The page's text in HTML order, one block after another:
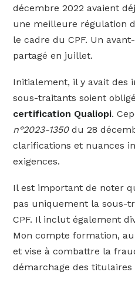
décembre 2022 avaient
une meilleure régulation
le cadre du CPF. Un
partagé en juillet.
Initialement, il y avait des
sous-traitants soient
certification Qualiopi.
n°2023-1350du 28
clarifications et nuances
exigences.
Il est important de noter
pas uniquement la sous-
CPF. Il inclut également
Mon compte formation,
et vise à combattre la
démarchage des titulaires